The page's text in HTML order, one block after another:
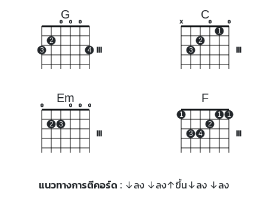
G
3
2
o o o
4
C
x
3
2
o
1
o
Em
o
2 3
o o o
F
1
3 4
2
1 1
แนวทางการตีคอร์ด : ↓ลง ↓ลง↑ขึ้น↓ลง ↓ลง